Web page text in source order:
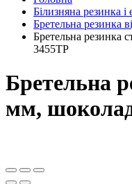
Білизняна резинка і
Бретельна резинка
Бретельна резинка
3455ТР
Бретельна
мм,